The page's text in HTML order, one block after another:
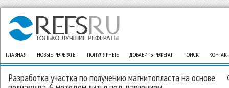
ГЛАВНАЯ НОВЫЕ РЕФЕРАТЫ ПОПУЛЯРНЫЕ ДОБАВИТЬ РЕФЕРАТ ПОИСК
Разработка участка по получению магнитопласта на основе